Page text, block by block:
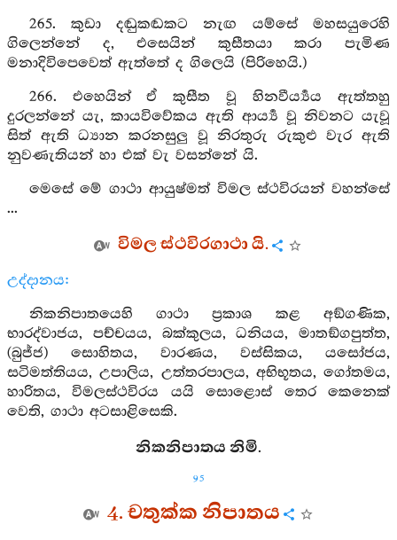
265. කුඩා දඬුකඬකට නැඟ යම්සේ මහසයුරෙහි
ගිලෙන්නේ ද, එසෙයින් කුසීතයා කරා පැමිණ
මනාදිවිපෙවෙත් ඇත්තේ ද ගිලෙයි (පිරිහෙයි.)
266. එහෙයින් ඒ කුසීත වූ හිනවීර්‍ය්‍යය ඇත්තහු
දුරලන්නේ යැ, කායවිවේකය ඇති ආර්‍ය්‍ය වූ නිවනට යැවූ
සිත් ඇති ධ්‍යාන කරනසුලු වූ නිරතුරු රුකුළු වැර ඇති
නුවණැතියන් හා එක් වැ වසන්නේ යි.
මෙසේ මේ ගාථා ආයුෂ්මත් විමල ස්ථවිරයන් වහන්සේ
...
විමල ස්ථවිරගාථා යි.
උද්දානය:
නිකනිපාතයෙහි ගාථා ප්‍රකාශ කළ අඞ්ගණික,
භාරද්වාජය, පච්චයය, බක්කුලය, ධනියය, මාතඞ්ගපුත්ත,
(බුජ්ජ) සොහිතය, වාරණය, වස්සිකය, යසෝජය,
සටිමත්තියය, උපාලිය, උත්තරපාලය, අභිභූතය, ගෝතමය,
හාරිතය, විමලස්ථවිරය යයි සොළොස් තෙර කෙනෙක්
වෙති, ගාථා අටසාළිසෙකි.
නිකනිපාතය නිමි.
95
4. චතුක්ක නිපාතය